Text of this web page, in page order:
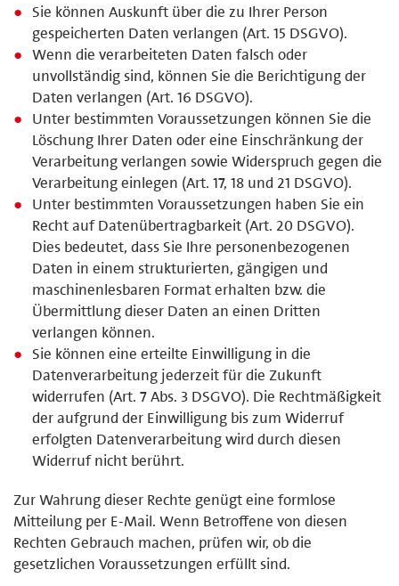
Sie können Auskunft über die zu Ihrer Person
gespeicherten Daten verlangen (Art. 15 DSGVO).
Wenn die verarbeiteten Daten falsch oder
unvollständig sind, können Sie die Berichtigung der
Daten verlangen (Art. 16 DSGVO).
Unter bestimmten Voraussetzungen können Sie die
Löschung Ihrer Daten oder eine Einschränkung der
Verarbeitung verlangen sowie Widerspruch gegen die
Verarbeitung einlegen (Art. 17, 18 und 21 DSGVO).
Unter bestimmten Voraussetzungen haben Sie ein
Recht auf Datenübertragbarkeit (Art. 20 DSGVO).
Dies bedeutet, dass Sie Ihre personenbezogenen
Daten in einem strukturierten, gängigen und
maschinenlesbaren Format erhalten bzw. die
Übermittlung dieser Daten an einen Dritten
verlangen können.
Sie können eine erteilte Einwilligung in die
Datenverarbeitung jederzeit für die Zukunft
widerrufen (Art. 7 Abs. 3 DSGVO). Die Rechtmäßigkeit
der aufgrund der Einwilligung bis zum Widerruf
erfolgten Datenverarbeitung wird durch diesen
Widerruf nicht berührt.
Zur Wahrung dieser Rechte genügt eine formlose
Mitteilung per E-Mail. Wenn Betroffene von diesen
Rechten Gebrauch machen, prüfen wir, ob die
gesetzlichen Voraussetzungen erfüllt sind.